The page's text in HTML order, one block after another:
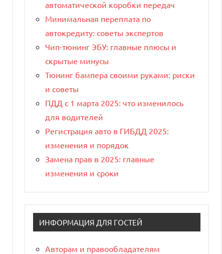
автоматической коробки передач
Минимальная переплата по
автокредиту: советы экспертов
Чип-тюнинг ЭБУ: главные плюсы и
скрытые минусы
Тюнинг бампера своими руками: риски
и советы
ПДД с 1 марта 2025: что изменилось
для водителей
Регистрация авто в ГИБДД 2025:
изменения и порядок
Замена прав в 2025: главные
изменения и сроки
ИНФОРМАЦИЯ ДЛЯ ГОСТЕЙ
Авторам и правообладателям